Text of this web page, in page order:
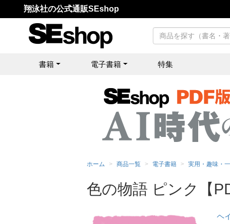
翔泳社の公式通販SEshop
書籍 電子書籍 特集
ホーム 商品一覧 電子書籍 実用・趣味・
色の物語 ピンク【
ヘ